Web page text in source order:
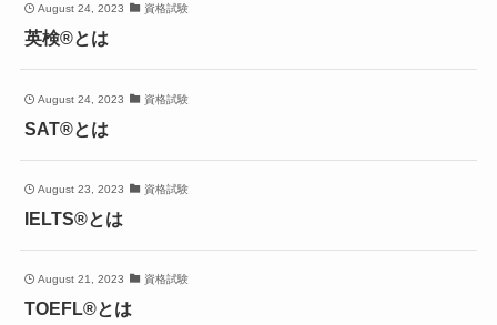
August 24, 2023 資格試験
英検®とは
August 24, 2023 資格試験
SAT®とは
August 23, 2023 資格試験
IELTS®とは
August 21, 2023 資格試験
TOEFL®とは